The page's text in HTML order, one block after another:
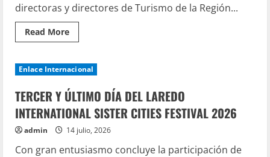
Región
directoras y directores de Turismo de la Región...
Read MoreRead
more
de
Registros
de
Turismo
(RNT)
Enlace Internacional
TERCER Y ÚLTIMO DÍA DEL LAREDO
INTERNATIONAL SISTER CITIES FESTIVAL 2026
admin 14 julio, 2026
Con gran entusiasmo concluye la participación de